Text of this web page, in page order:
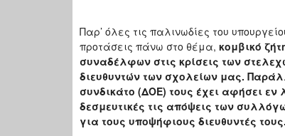
Παρ’ όλες τις παλινωδίες του
προτάσεις πάνω στο θέμα, κομβικό
συναδέλφων στις κρίσεις των
διευθυντών των σχολείων μας.
συνδικάτο (ΔΟΕ) τους έχει αφήσει
δεσμευτικές τις απόψεις των
για τους υποψήφιους διευθυντές τους.